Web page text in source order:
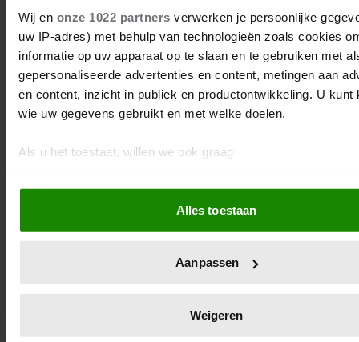
Wij en onze 1022 partners verwerken je persoonlijke
uw IP-adres) met behulp van technologieën zoals cookies
informatie op uw apparaat op te slaan en te gebruiken met
gepersonaliseerde advertenties en content, metingen aan
en content, inzicht in publiek en productontwikkeling. U kunt
wie uw gegevens gebruikt en met welke doelen.
Als u het toestaat, willen we ook graag:
paar meter nauwkeurig kan zijn
Uw apparaat identificeren door het actief te scannen
specifieke eigenschappen (fingerprinting)
detailgedeelte
in. U kunt uw
Alles toestaan
Aanpassen
Weigeren